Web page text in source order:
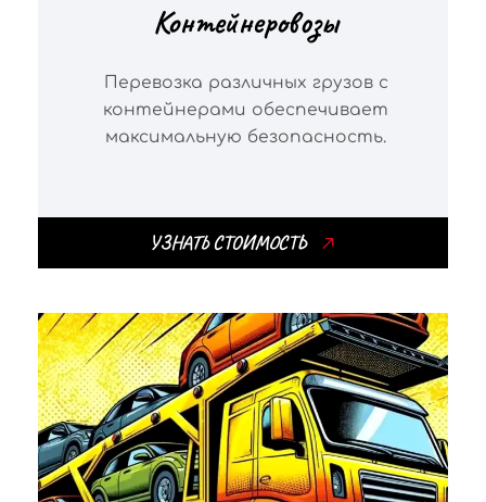
Контейнеровозы
Перевозка различных грузов с
контейнерами обеспечивает
максимальную безопасность.
УЗНАТЬ СТОИМОСТЬ